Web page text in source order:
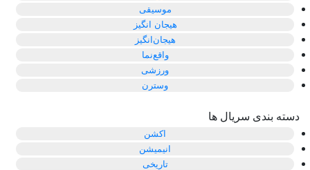
موسیقی
هیجان انگیز
هیجان‌انگیز
واقع‌نما
ورزشی
وسترن
دسته بندی سریال ها
اکشن
انیمیشن
تاریخی